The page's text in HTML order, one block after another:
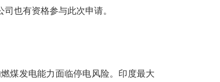
也有资格参与此次申请。
煤发电能力面临停电风险。印度最大